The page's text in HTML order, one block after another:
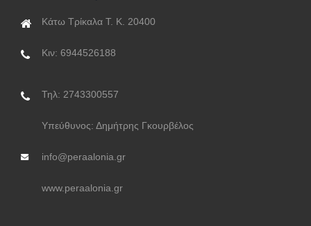
Κάτω Τρίκαλα Τ. Κ. 20400
Κιν: 6944526188
Τηλ: 2743300557
Υπεύθυνος: Δημήτρης Γκουρβέλος
info@peraalonia.gr
www.peraalonia.gr